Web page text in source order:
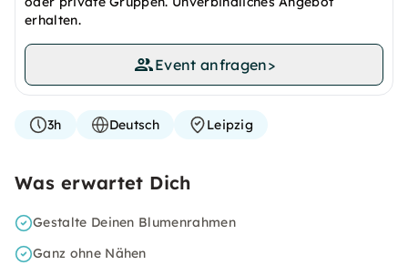
erhalten.
Event anfragen>
3h Deutsch Leipzig
Was erwartet Dich
Gestalte Deinen Blumenrahmen
Ganz ohne Nähen